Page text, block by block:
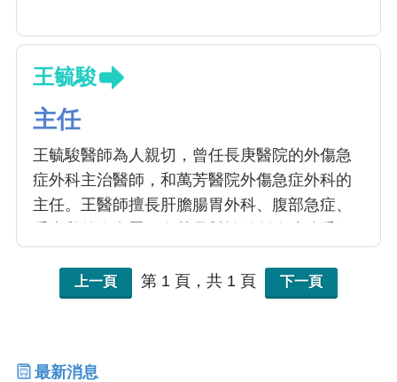
王毓駿
主任
王毓駿醫師為人親切，曾任長庚醫院的外傷急
症外科主治醫師，和萬芳醫院外傷急症外科的
主任。王醫師擅長肝膽腸胃外科、腹部急症、
病患外，王醫師亦致力於臨床教學，給予實習
醫學生精闢的說明與研析，深受醫學生們的愛
上一頁 第 1 頁，共 1 頁 下一頁
最新消息